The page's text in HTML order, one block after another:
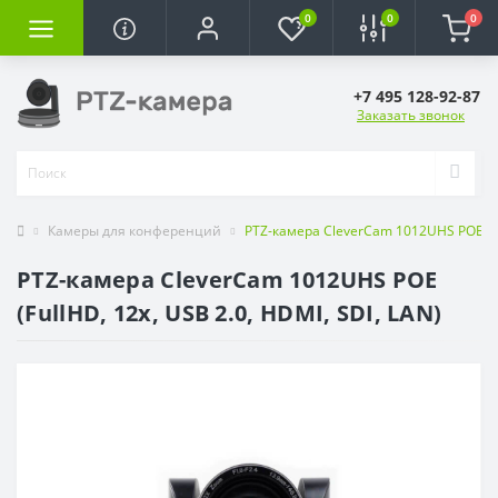
0 0 0
+7 495 128-92-87
Заказать звонок
Камеры для конференций PTZ-камера CleverCam 1012UHS POE
PTZ-камера CleverCam 1012UHS POE
(FullHD, 12x, USB 2.0, HDMI, SDI, LAN)